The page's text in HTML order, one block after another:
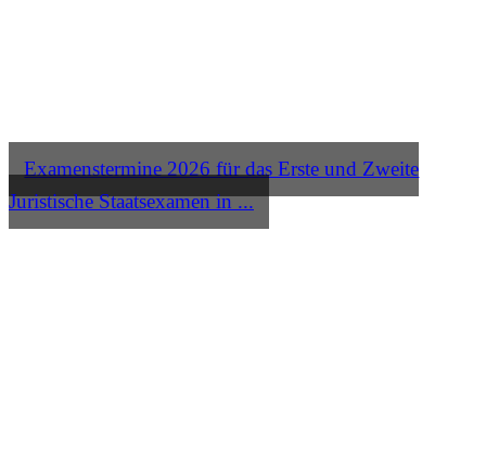
Examenstermine 2026 für das Erste und Zweite
Juristische Staatsexamen in ...